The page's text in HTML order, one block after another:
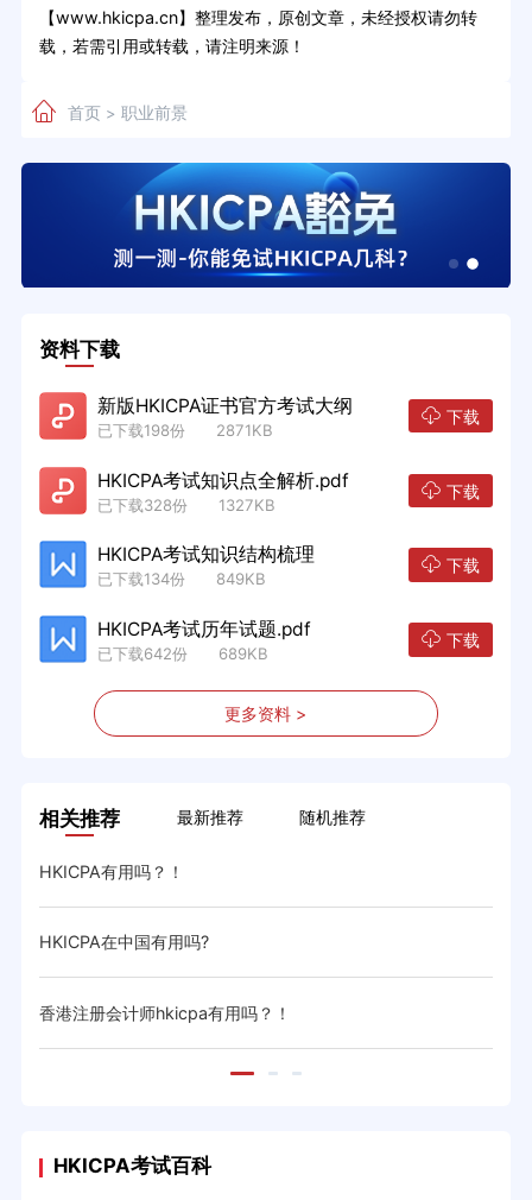
【www.hkicpa.cn】整理发布，原创文章，未经授权请勿转
载，若需引用或转载，请注明来源！
首页> 职业前景
资料下载
新版HKICPA证书官方考试大纲
已下载198份 2871KB
下载
HKICPA考试知识点全解析.pdf
已下载328份 1327KB
下载
HKICPA考试知识结构梳理
已下载134份 849KB
下载
HKICPA考试历年试题.pdf
已下载642份 689KB
下载
更多资料 >
相关推荐 最新推荐 随机推荐
HKICPA有用吗？！
HKICPA在中国有用吗?
香港注册会计师hkicpa有用吗？！
HKICPA考试百科